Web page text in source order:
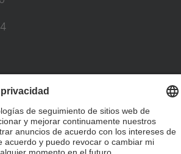
Superior de Ingenieros de Caminos,